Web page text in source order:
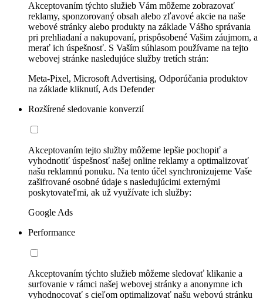
Akceptovaním týchto služieb Vám môžeme zobrazovať
reklamy, sponzorovaný obsah alebo zľavové akcie na naše
webové stránky alebo produkty na základe Vášho správania
pri prehliadaní a nakupovaní, prispôsobené Vašim záujmom, a
merať ich úspešnosť. S Vaším súhlasom používame na tejto
webovej stránke nasledujúce služby tretích strán:
Meta-Pixel, Microsoft Advertising, Odporúčania produktov
na základe kliknutí, Ads Defender
Rozšírené sledovanie konverzií
Akceptovaním tejto služby môžeme lepšie pochopiť a
vyhodnotiť úspešnosť našej online reklamy a optimalizovať
našu reklamnú ponuku. Na tento účel synchronizujeme Vaše
zašifrované osobné údaje s nasledujúcimi externými
poskytovateľmi, ak už využívate ich služby:
Google Ads
Performance
Akceptovaním týchto služieb môžeme sledovať klikanie a
surfovanie v rámci našej webovej stránky a anonymne ich
vyhodnocovať s cieľom optimalizovať našu webovú stránku